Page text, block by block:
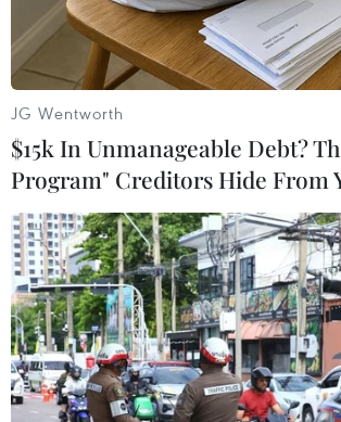
Bộ đội vận hành máy móc tẩy độc trong kho
Sơn Bách/Vietnam+)
Liên quan đến vụ cháy kho tại
JG Wentworth
$15k In Unmanageable Debt?
Program" Creditors Hide From